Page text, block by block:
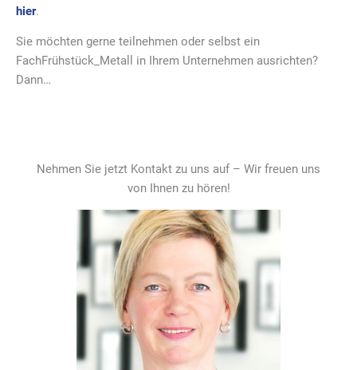
hier.
Sie möchten gerne teilnehmen oder selbst ein
FachFrühstück_Metall in Ihrem Unternehmen ausrichten?
Dann…
Nehmen Sie jetzt Kontakt zu uns auf – Wir freuen uns
von Ihnen zu hören!